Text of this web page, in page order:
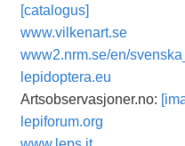
[catalogus]
www.vilkenart.se
www2.nrm.se/en/
lepidoptera.eu
Artsobservasjoner.no:
lepiforum.org